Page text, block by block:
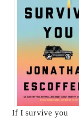
If I survive you